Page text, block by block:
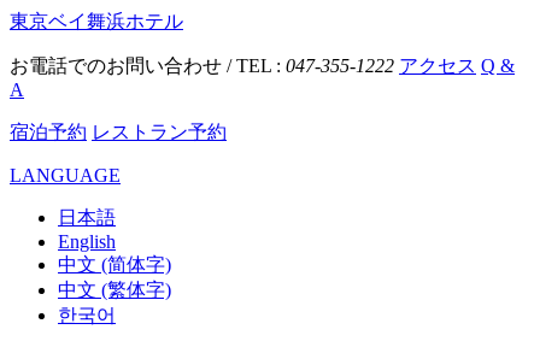
東京ベイ舞浜ホテル
お電話でのお問い合わせ / TEL : 047-355-1222 アクセス Q &
A
宿泊予約 レストラン予約
LANGUAGE
日本語
English
中文 (简体字)
中文 (繁体字)
한국어